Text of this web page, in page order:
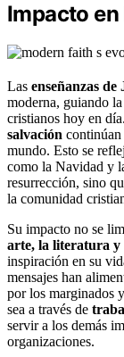
Impacto en
Las enseñanzas de
moderna, guiando la
cristianos hoy en
salvación continúan
mundo. Esto se
como la Navidad y
resurrección, sino
la comunidad
Su impacto no se
arte, la literatura y
inspiración en su
mensajes han
por los marginados
sea a través de
servir a los demás
organizaciones.